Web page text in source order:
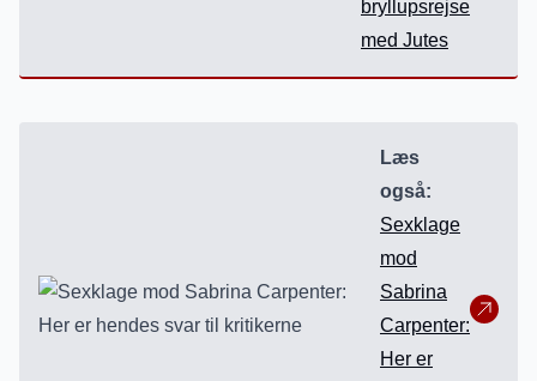
bryllupsrejse
med Jutes
Læs
også:
Sexklage
mod
Sabrina
Carpenter:
Her er